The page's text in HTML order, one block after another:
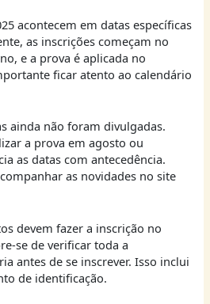
acontecem em datas específicas
as inscrições começam no
e a prova é aplicada no
ficar atento ao calendário
ainda não foram divulgadas.
a prova em agosto ou
as datas com antecedência.
as novidades no site
devem fazer a inscrição no
se de verificar toda a
antes de se inscrever. Isso inclui
de identificação.